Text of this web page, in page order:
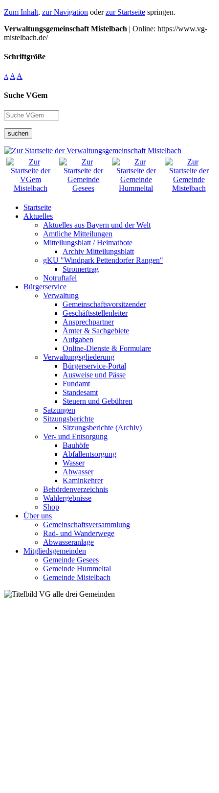
Zum Inhalt, zur Navigation oderzur Startseite springen.
Verwaltungsgemeinschaft Mistelbach | Online: https://www.vg-
mistelbach.de/
Schriftgröße
A A A
Suche VGem
suchen
Startseite
Aktuelles
Aktuelles aus Bayern und der Welt
Amtliche Mitteilungen
Mitteilungsblatt / Heimatbote
Archiv Mitteilungsblatt
gKU "Windpark Pettendorfer Rangen"
Stromertrag
Notruftafel
Bürgerservice
Verwaltung
Gemeinschaftsvorsitzender
Geschäftsstellenleiter
Ansprechpartner
Ämter & Sachgebiete
Aufgaben
Online-Dienste & Formulare
Verwaltungsgliederung
Bürgerservice-Portal
Ausweise und Pässe
Fundamt
Standesamt
Steuern und Gebühren
Satzungen
Sitzungsberichte
Sitzungsberichte (Archiv)
Ver- und Entsorgung
Bauhöfe
Abfallentsorgung
Wasser
Abwasser
Kaminkehrer
Behördenverzeichnis
Wahlergebnisse
Shop
Über uns
Gemeinschaftsversammlung
Rad- und Wanderwege
Abwasseranlage
Mitgliedsgemeinden
Gemeinde Gesees
Gemeinde Hummeltal
Gemeinde Mistelbach